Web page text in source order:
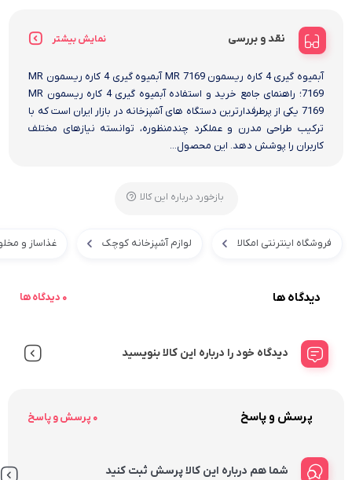
نقد و بررسی نمایش بیشتر
آبمیوه گیری 4 کاره ریسمون MR 7169 آبمیوه گیری 4 کاره ریسمون MR
7169؛ راهنمای جامع خرید و استفاده آبمیوه گیری 4 کاره ریسمون MR
7169 یکی از پرطرفدارترین دستگاه های آشپزخانه در بازار ایران است که با
ترکیب طراحی مدرن و عملکرد چندمنظوره، توانسته نیازهای مختلف
کاربران را پوشش دهد. این محصول...
بازخورد درباره این کالا
فروشگاه اینترنتی امکالا لوازم آشپزخانه کوچک غذاساز و
دیدگاه ها 0 دیدگاه ها
دیدگاه خود را درباره این کالا بنویسید
پرسش و پاسخ 0 پرسش و پاسخ
شما هم درباره این کالا پرسش ثبت کنید